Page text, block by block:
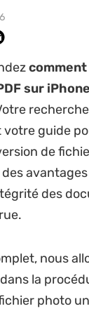
sur iPhone
votre guide
de
des
nous
la
photo